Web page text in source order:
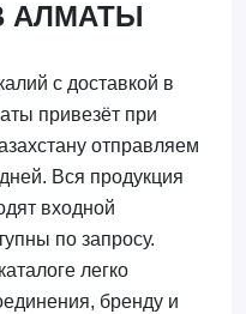
АЛМАТЫ
с доставкой в
привезёт при
отправляем
Вся продукция
входной
по запросу.
легко
бренду и